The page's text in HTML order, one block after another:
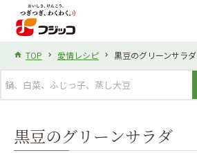
TOP 愛情レシピ 黒豆のグリーンサラダ
黒豆のグリーンサラダ